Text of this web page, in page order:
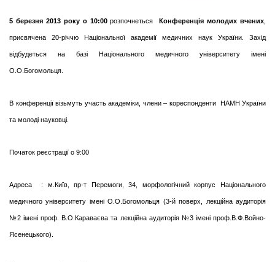
5 березня 2013 року о 10:00розпочнетьсяКонференція молодих вчених
присвячена 20-річчю Національної академії медичних наук України. Захід
відбудеться на базі Національного медичного університету імені
О.О.Богомольця.
В конференції візьмуть участь академіки, члени – кореспонденти НАМН України
та молоді науковці.
Початок реєстрації о 9:00
Адреса : м.Київ, пр-т Перемоги, 34, морфологічний корпус Національного
медичного університету імені О.О.Богомольця (3-й поверх, лекційна аудиторія
№2 імені проф. В.О.Караваєва та лекційна аудиторія №3 імені проф.В.Ф.Войно-
Ясенецького).